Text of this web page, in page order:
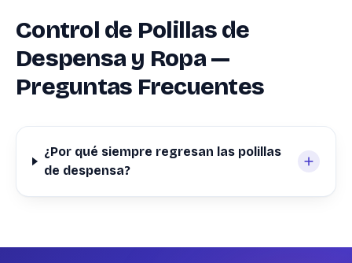
Control de Polillas de
Despensa y Ropa —
Preguntas Frecuentes
¿Por qué siempre regresan las polillas
de despensa?